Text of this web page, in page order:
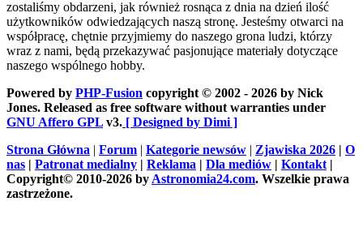
zostaliśmy obdarzeni, jak również rosnąca z dnia na dzień ilość
użytkowników odwiedzających naszą stronę. Jesteśmy otwarci na
współpracę, chętnie przyjmiemy do naszego grona ludzi, którzy
wraz z nami, będą przekazywać pasjonujące materiały dotyczące
naszego wspólnego hobby.
Powered by PHP-Fusion copyright © 2002 - 2026 by Nick
Jones. Released as free software without warranties under
GNU Affero GPL v3. [ Designed by Dimi ]
Strona Główna | Forum | Kategorie newsów | Zjawiska 2026 | O
nas | Patronat medialny | Reklama | Dla mediów | Kontakt |
Copyright© 2010-2026 by Astronomia24.com. Wszelkie prawa
zastrzeżone.